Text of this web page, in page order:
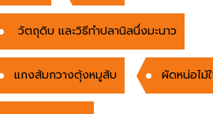
วัตถุดิบ และวิธีทำปลานิลนึ่งมะนาว
แกงส้มกวางตุ้งหมูสับ ผัดหน่อไม้